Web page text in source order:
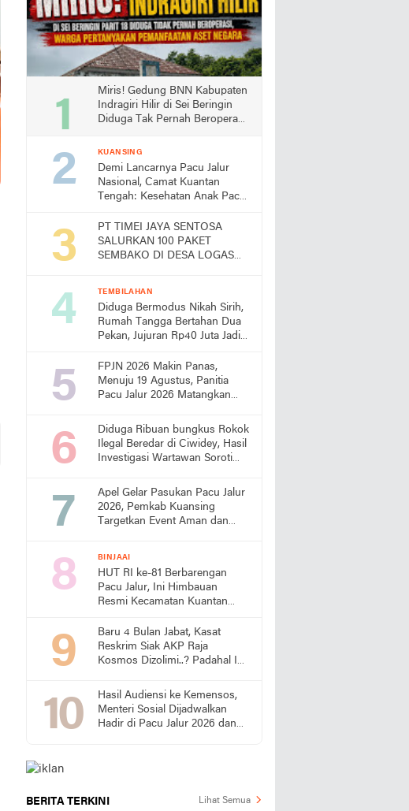
Miris! Gedung BNN Kabupaten
Indragiri Hilir di Sei Beringin
Diduga Tak Pernah Beroperasi,
Pemanfaatan Aset Negara
KUANSING
Demi Lancarnya Pacu Jalur
Nasional, Camat Kuantan
Tengah: Kesehatan Anak Pacu
PT TIMEI JAYA SENTOSA
SALURKAN 100 PAKET
SEMBAKO DI DESA LOGAS
TEMBILAHAN
Diduga Bermodus Nikah Sirih,
Rumah Tangga Bertahan Dua
Pekan, Jujuran Rp40 Juta Jadi
FPJN 2026 Makin Panas,
Menuju 19 Agustus, Panitia
Pacu Jalur 2026 Matangkan
Diduga Ribuan bungkus Rokok
Ilegal Beredar di Ciwidey, Hasil
Investigasi Wartawan Soroti
Jawa
Apel Gelar Pasukan Pacu Jalur
2026, Pemkab Kuansing
Targetkan Event Aman dan
BINJAAI
HUT RI ke-81 Berbarengan
Pacu Jalur, Ini Himbauan
Resmi Kecamatan Kuantan
Baru 4 Bulan Jabat, Kasat
Reskrim Siak AKP Raja
Kosmos Dizolimi..? Padahal Ini
Hasil Audiensi ke Kemensos,
Menteri Sosial Dijadwalkan
Hadir di Pacu Jalur 2026 dan
BERITA TERKINI Lihat Semua